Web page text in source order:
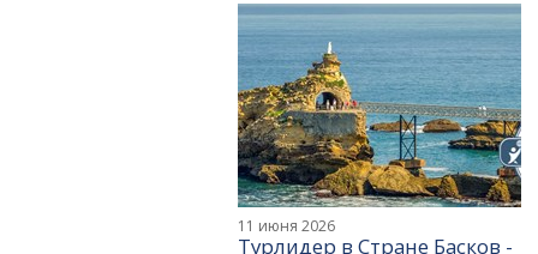
11 июня 2026
Турлидер в Стране Басков -